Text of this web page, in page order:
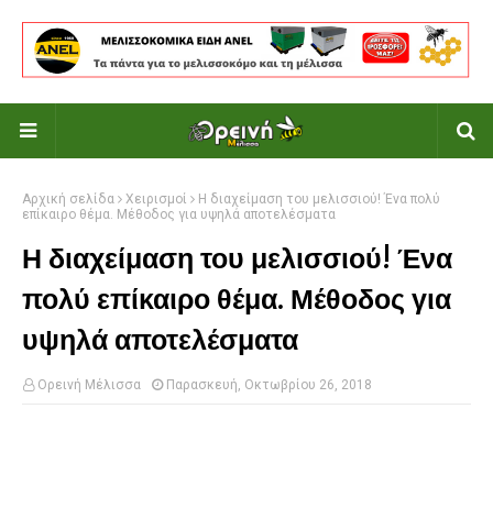
Αρχική σελίδα Χειρισμοί
Η διαχείμαση του μελισσιού! Ένα πολύ
επίκαιρο θέμα. Μέθοδος για υψηλά αποτελέσματα
Η διαχείμαση του μελισσιού! Ένα
πολύ επίκαιρο θέμα. Μέθοδος για
υψηλά αποτελέσματα
Ορεινή Μέλισσα Παρασκευή, Οκτωβρίου 26, 2018